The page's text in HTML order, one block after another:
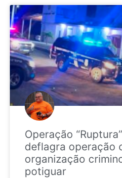
Operação
deflagra operação
organização
potiguar